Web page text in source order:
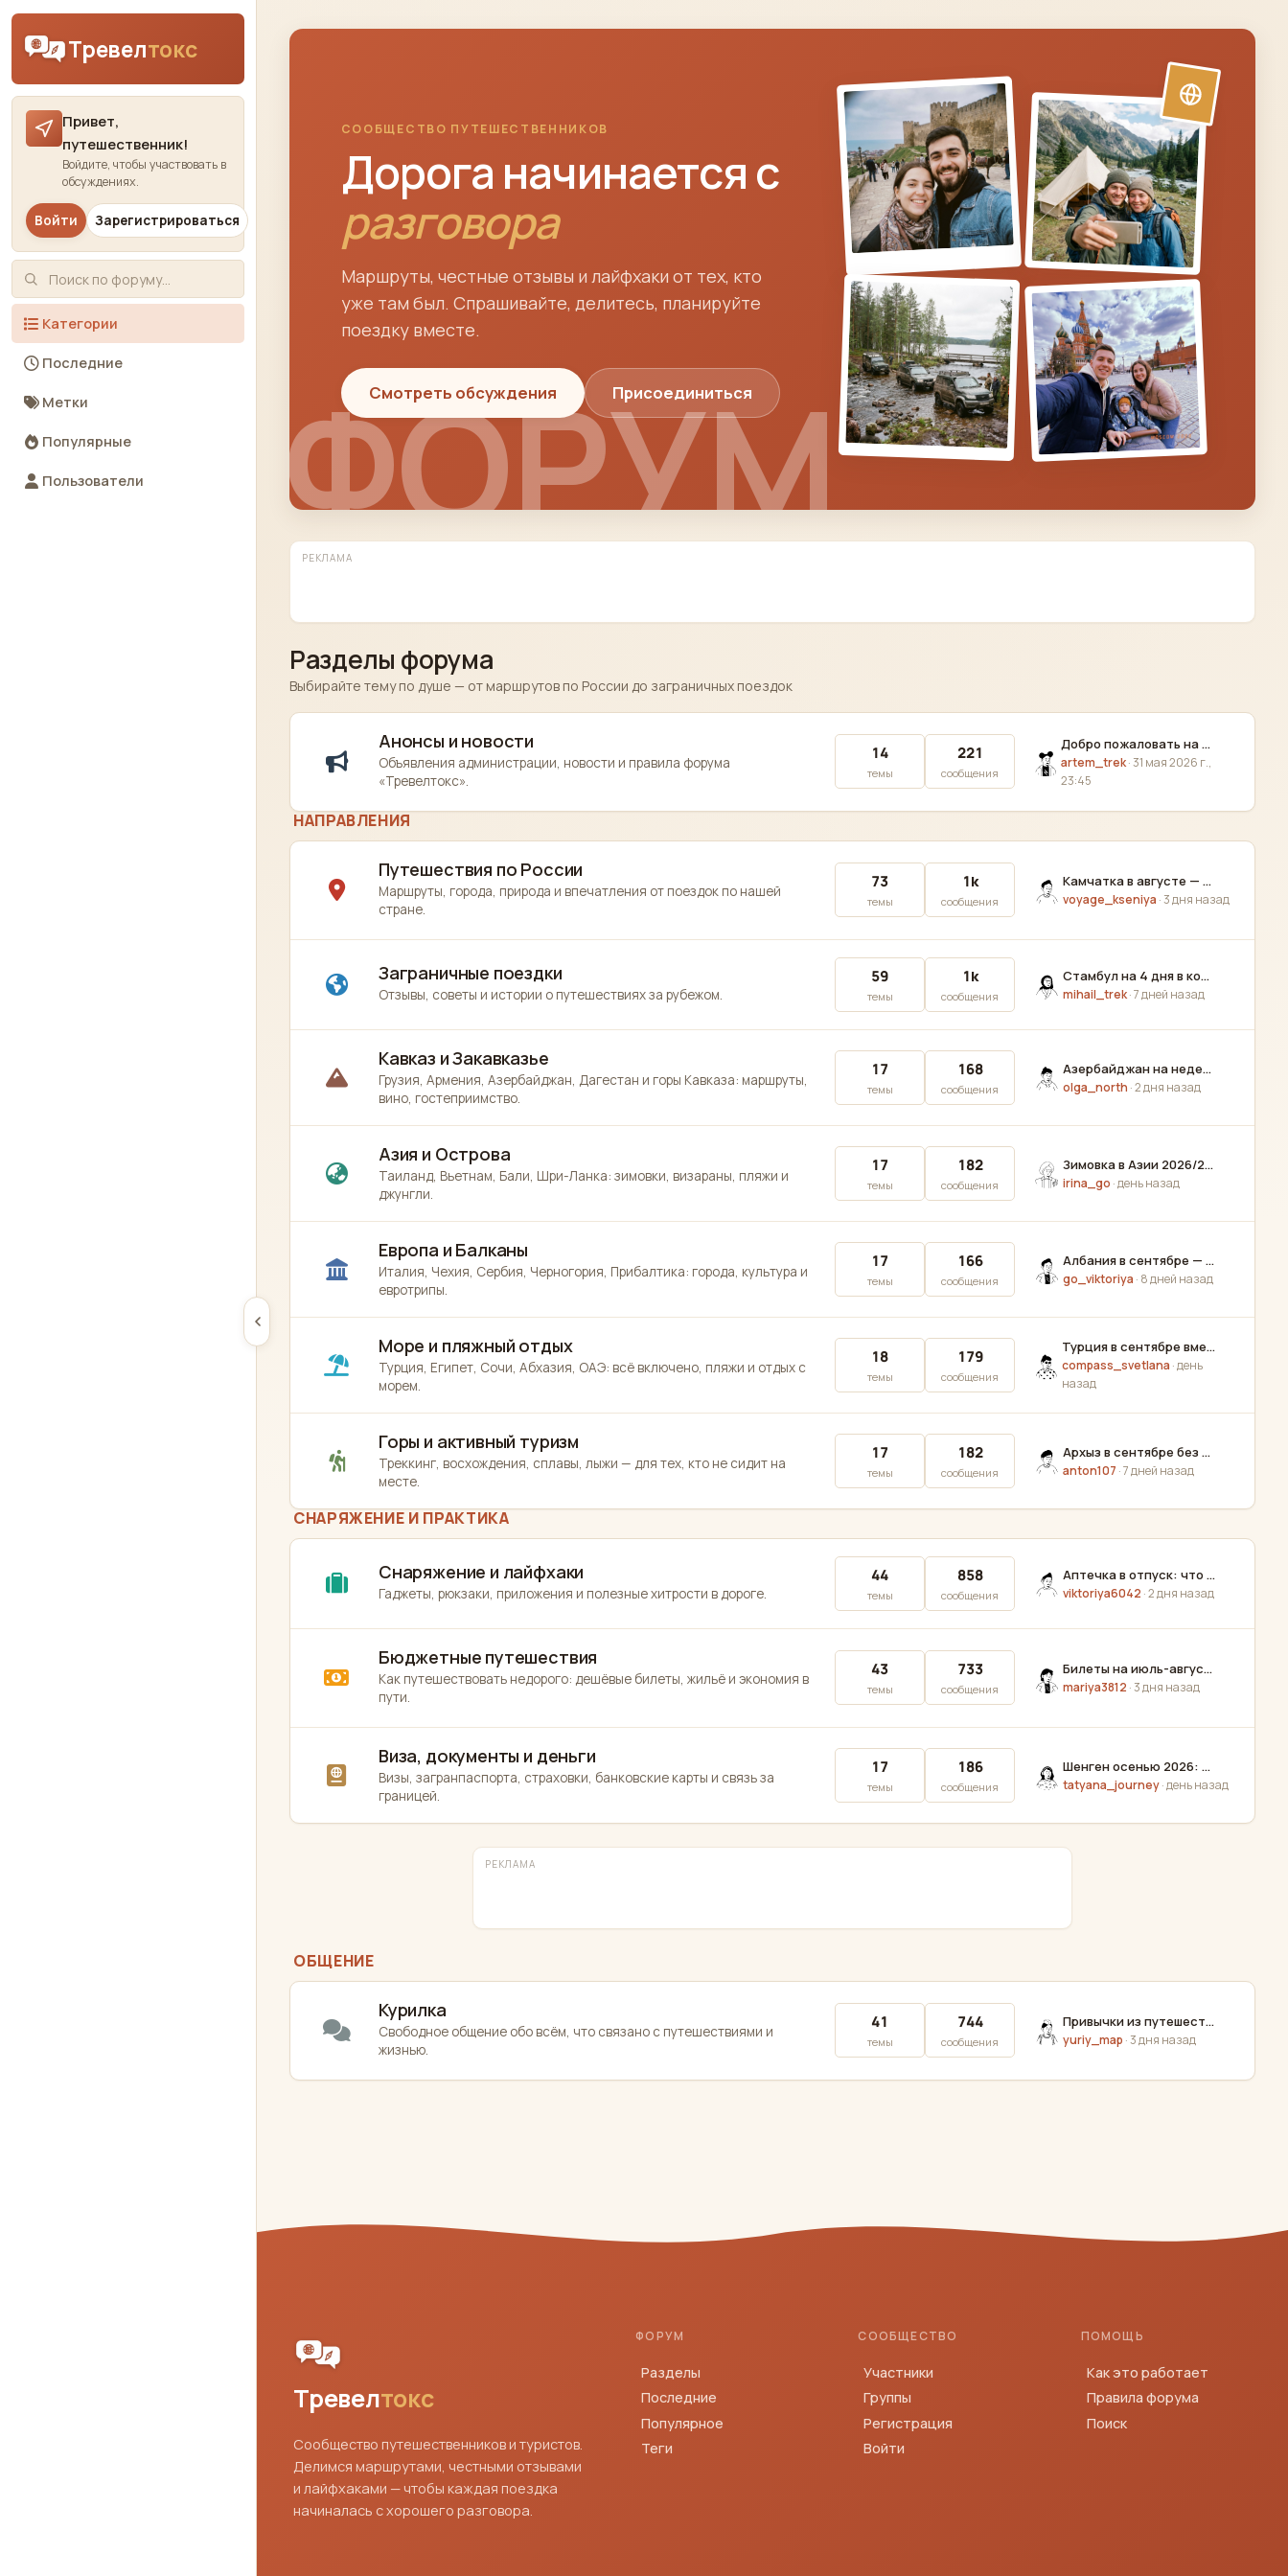
Skip to content
Тревелтокс
Привет,
путешественник!
Войдите, чтобы участвовать в
обсуждениях.
Войти Зарегистрироваться
Категории
Последние
Метки
Популярные
Пользователи ФОРУМ
СООБЩЕСТВО ПУТЕШЕСТВЕННИКОВ
Дорога начинается с
разговора
Маршруты, честные отзывы и лайфхаки от тех, кто
уже там был. Спрашивайте, делитесь, планируйте
поездку вместе.
Смотреть обсуждения Присоединиться
РЕКЛАМА
Разделы форума
Выбирайте тему по душе — от маршрутов по России до заграничных поездок
Анонсы и новости
Объявления администрации, новости и правила форума
«Тревелтокс».
14
темы
221
сообщения
Добро пожаловать на Тревелтокс! Знакомимся, рассказываем, кто куда ездит
artem_trek·31 мая 2026 г.,
23:45
НАПРАВЛЕНИЯ
Путешествия по России
Маршруты, города, природа и впечатления от поездок по нашей
стране.
73
темы
1k
сообщения
Камчатка в августе — реально спланировать самому или только турами? И сколько это в деньгах
voyage_kseniya ·3 дня назад
Заграничные поездки
Отзывы, советы и истории о путешествиях за рубежом.
59
темы
1k
сообщения
Стамбул на 4 дня в конце августа, первый раз — жара и толпы сильно мешают? Что успеть обязательно?
mihail_trek·7 дней назад
Кавказ и Закавказье
Грузия, Армения, Азербайджан, Дагестан и горы Кавказа: маршруты,
вино, гостеприимство.
17
темы
168
сообщения
Азербайджан на неделю в августе — Баку и куда ещё? Отзывов мало, помогите решиться
olga_north ·2 дня назад
Азия и Острова
Таиланд, Вьетнам, Бали, Шри-Ланка: зимовки, визараны, пляжи и
джунгли.
17
темы
182
сообщения
Зимовка в Азии 2026/27 — Таиланд уже кусается, куда смотреть, чтобы не разориться?
irina_go ·день назад
Европа и Балканы
Италия, Чехия, Сербия, Черногория, Прибалтика: города, культура и
евротрипы.
17
темы
166
сообщения
Албания в сентябре — стоит связываться ради моря без толп?
go_viktoriya · 8 дней назад
Море и пляжный отдых
Турция, Египет, Сочи, Абхазия, ОАЭ: всё включено, пляжи и отдых с
морем.
18
темы
179
сообщения
Турция в сентябре вместо августа — правда дешевле и лучше, или бархатный сезон перехвален?
compass_svetlana ·день
назад
Горы и активный туризм
Треккинг, восхождения, сплавы, лыжи — для тех, кто не сидит на
месте.
17
темы
182
сообщения
Архыз в сентябре без опыта походов — реально или замахиваюсь? Зовут на неделю с палатками
anton107 ·7 дней назад
СНАРЯЖЕНИЕ И ПРАКТИКА
Снаряжение и лайфхаки
Гаджеты, рюкзаки, приложения и полезные хитрости в дороге.
44
темы
858
сообщения
Аптечка в отпуск: что реально пригодилось хоть раз, а что возите мёртвым грузом?
viktoriya6042 ·2 дня назад
Бюджетные путешествия
Как путешествовать недорого: дешёвые билеты, жильё и экономия в
пути.
43
темы
733
сообщения
Билеты на июль-август подскочили — где ещё ловите вменяемые цены?
mariya3812 ·3 дня назад
Виза, документы и деньги
Визы, загранпаспорта, страховки, банковские карты и связь за
границей.
17
темы
186
сообщения
Шенген осенью 2026: как у вас со сроками и слотами? Делимся свежим опытом
tatyana_journey·день назад
РЕКЛАМА
ОБЩЕНИЕ
Курилка
Свободное общение обо всём, что связано с путешествиями и
жизнью.
41
темы
744
сообщения
Привычки из путешествий, которые притащили домой и теперь не бросить — делимся
yuriy_map ·3 дня назад
Тревелтокс
Сообщество путешественников и туристов.
Делимся маршрутами, честными отзывами
и лайфхаками — чтобы каждая поездка
начиналась с хорошего разговора.
ФОРУМ
Разделы
Последние
Популярное
Теги
СООБЩЕСТВО
Участники
Группы
Регистрация
Войти
ПОМОЩЬ
Как это работает
Правила форума
Поиск